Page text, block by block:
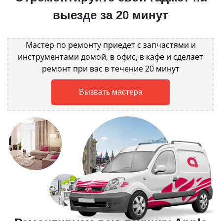
выезде за 20 минут
Мастер по ремонту приедет с запчастями и
инструментами домой, в офис, в кафе и сделает
ремонт при вас в течение 20 минут
Вызвать мастера